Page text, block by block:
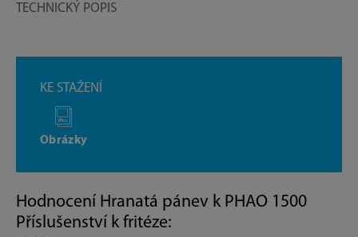
TECHNICKÝ POPIS
KE STAŽENÍ
Obrázky
Hodnocení Hranatá pánev k PHAO 1500
Příslušenství k fritéze: